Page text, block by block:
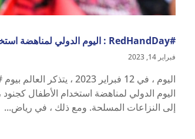
#RedHandDay : اليوم الدولي لمناهضة استخدام الأطفال كجنود
فبراير 14, 2023
إلى النزاعات المسلحة. ومع ذلك ، في رياض...